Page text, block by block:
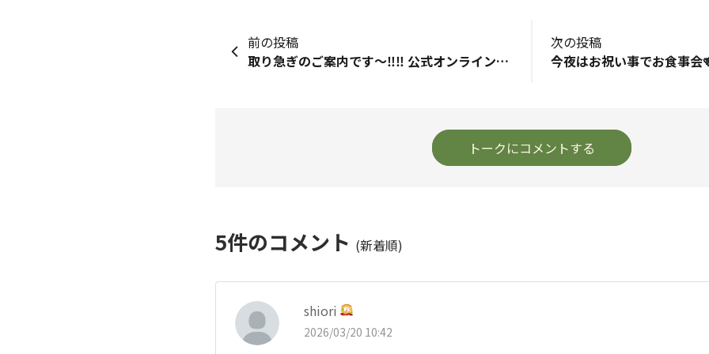
前の投稿
取り急ぎのご案内です〜‼️‼️ 公式オンラインストアにて、発売よりすぐ完売になっておりました「三十雑穀 酵素玄米ミックス」を入荷いたしました！ 誠に申し訳ありませんが、今回はごく少量になります🙇 まだご購入いただけていない方は、お早めにお買い求めください😉✨ 〜〜〜〜〜〜〜〜〜〜〜〜〜〜〜〜〜〜〜〜〜〜〜〜〜〜〜〜〜〜〜〜〜〜〜〜〜〜〜〜 というお話とは大きく変わり、 本日は、おひとり様キッチンの撮影日！ 午後から、タマラジでも以前お話ししていた”鍋料理”に挑戦しました😌 もちろん提案者は私です💡 料理の完成と撮影がひと通り済んだあとは、クワちゃん＆JAWSによる味のチェックがいつものお決まり🥢 しかし今回は、二人ともただただ無言。 「イマイチだったのかなぁ…？」なんて思いながら鍋を見たら、見事にすっからかんでした😂 キャプテンが出演した『異次元の気絶丼』のときもそうでしたが、二人とも本当に本当に美味しい時は、静かに食べます。笑 一人用の土鍋で少量作ったとはいえ、「二人とも夜ごはんちゃんと食べられるかな？😅」と心配しながらも、内心嬉しかったぜうすでした😇
次の投稿
トークにコメントする
5件のコメント (新着順)
shiori
2026/03/20 10:42